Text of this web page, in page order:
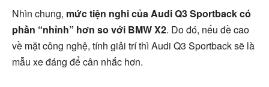
Nhìn chung, mức tiện nghi của Audi Q3 Sportback có
phần “nhỉnh” hơn so với BMW X2. Do đó, nếu đề cao
về mặt công nghệ, tính giải trí thì Audi Q3 Sportback sẽ là
mẫu xe đáng để cân nhắc hơn.